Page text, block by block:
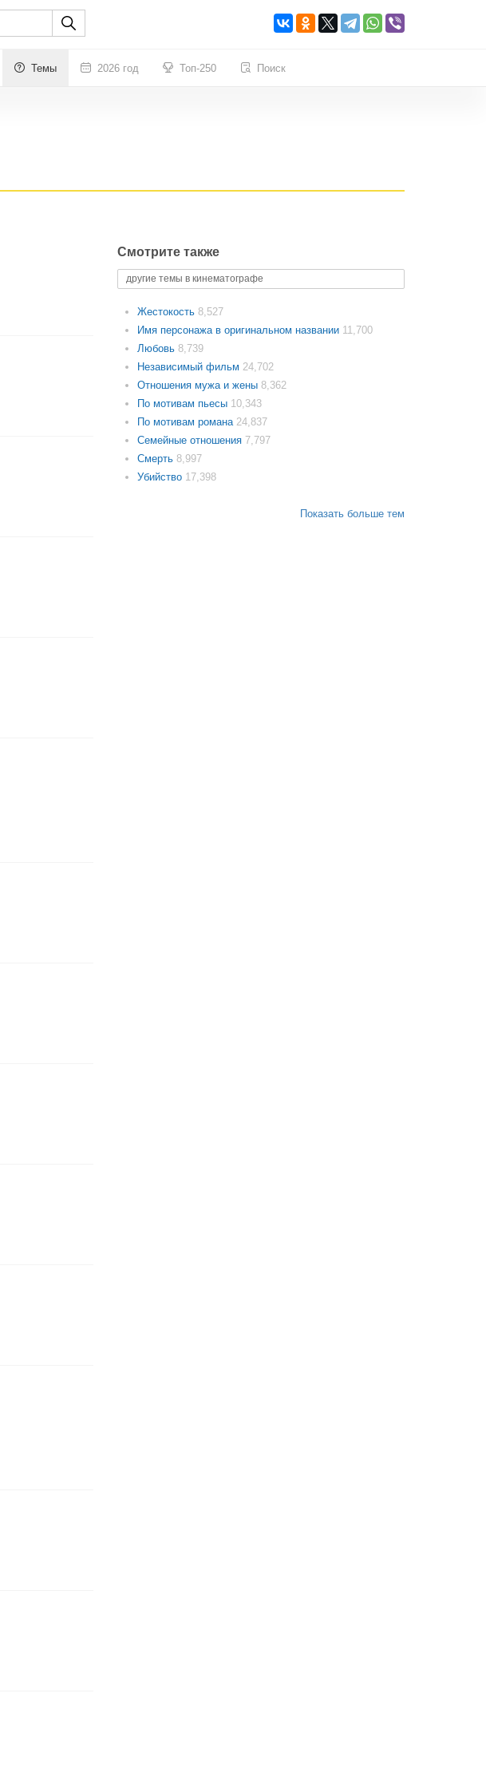
Темы 2026 год Топ-250 Поиск
Смотрите также
другие темы в кинематографе
Жестокость 8,527
Имя персонажа в оригинальном названии 11,700
Любовь 8,739
Независимый фильм 24,702
Отношения мужа и жены 8,362
По мотивам пьесы 10,343
По мотивам романа 24,837
Семейные отношения 7,797
Смерть 8,997
Убийство 17,398
Показать больше тем